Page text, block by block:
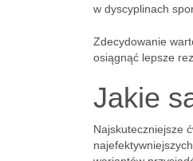
w dyscyplinach
Zdecydowanie
osiągnąć lepsze
Jakie
Najskuteczniejsze